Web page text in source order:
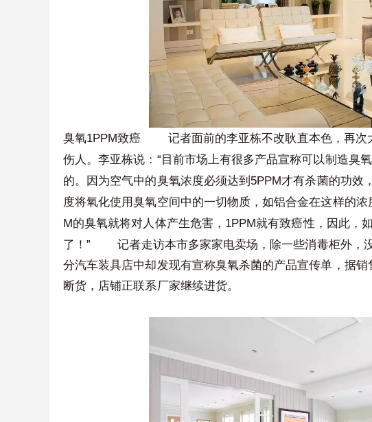
臭氧1PPM致癌
记者面前的李亚栋不改耿直本色，再次
伤人。李亚栋说： “目前市场上有很多产品宣称可以制造臭
的。因为空气中的臭氧浓度必须达到 5PPM才有杀菌的功效
度将氧化使用臭氧空间中的一切物质，如铝合金在这样的
M的臭氧就将对人体产生危害， 1PPM就有致癌性，因此，
了！”
记者走访本市多家家电卖场，除一些消毒柜外，
分汽车装具店中却发现有宣称臭氧杀菌的产品宣传单，据
断货，店铺正联系厂家继续进货。